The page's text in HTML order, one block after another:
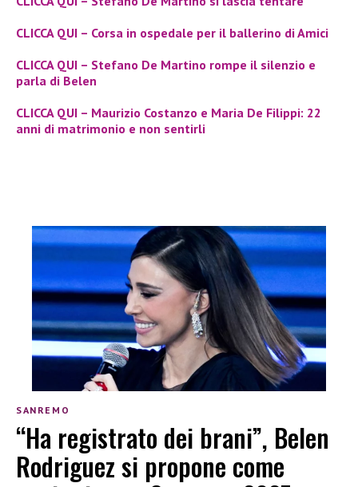
CLICCA QUI – Corsa in ospedale per il ballerino di Amici
CLICCA QUI – Stefano De Martino rompe il silenzio e
parla di Belen
CLICCA QUI – Maurizio Costanzo e Maria De Filippi: 22
anni di matrimonio e non sentirli
SANREMO
“Ha registrato dei brani”, Belen
Rodriguez si propone come